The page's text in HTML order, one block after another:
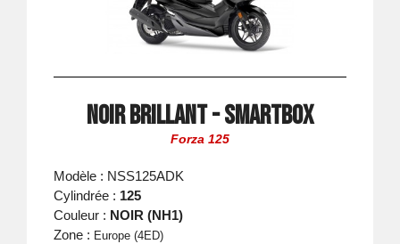
Noir Brillant - Smartbox
Forza 125
Modèle : NSS125ADK
Cylindrée : 125
Couleur : NOIR (NH1)
Zone : Europe (4ED)